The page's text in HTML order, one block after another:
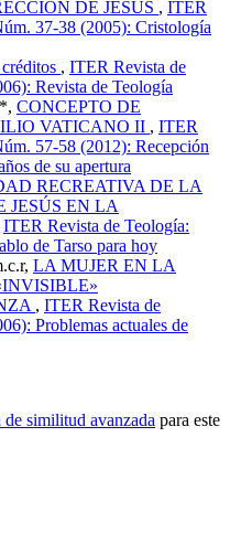
DE JESÚS , ITER
37-38 (2005): Cristología
, ITER Revista de
Revista de Teología
CONCEPTO DE
VATICANO II , ITER
57-58 (2012): Recepción
de su apertura
RECREATIVA DE LA
JESÚS EN LA
ITER Revista de Teología:
de Tarso para hoy
LA MUJER EN LA
, ITER Revista de
Problemas actuales de
similitud avanzada para este